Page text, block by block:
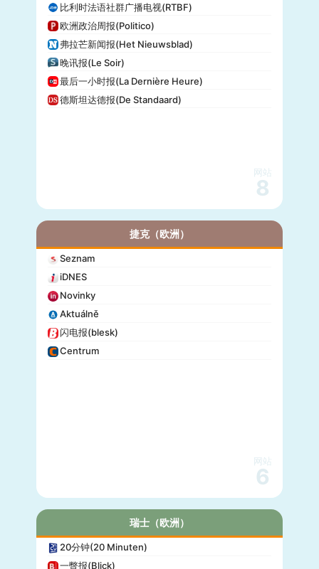
比利时法语社群广播电视(RTBF)
欧洲政治周报(Politico)
弗拉芒新闻报(Het Nieuwsblad)
晚讯报(Le Soir)
最后一小时报(La Dernière Heure)
德斯坦达德报(De Standaard)
网站
8
捷克（欧洲）
Seznam
iDNES
Novinky
Aktuálně
闪电报(blesk)
Centrum
网站
6
瑞士（欧洲）
20分钟(20 Minuten)
一瞥报(Blick)